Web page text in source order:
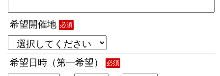
希望開催地 必須
希望日時（第一希望） 必須